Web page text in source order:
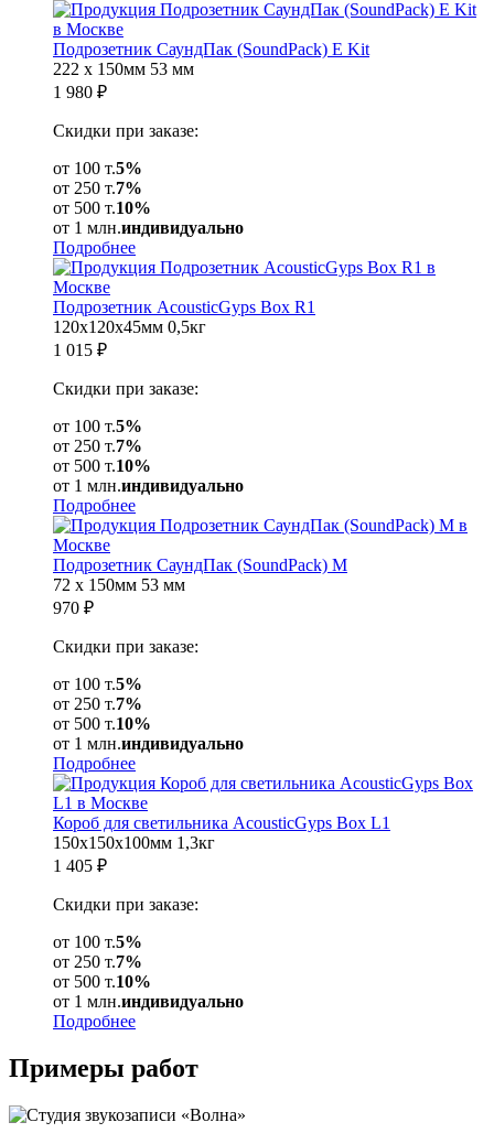
Подрозетник СаундПак (SoundPack) Е Kit
222 x 150мм 53 мм
1 980 ₽
Скидки при заказе:
от 100 т.5%
от 250 т.7%
от 500 т.10%
от 1 млн.индивидуально
Подробнее
Подрозетник AcousticGyps Box R1
120x120x45мм 0,5кг
1 015 ₽
Скидки при заказе:
от 100 т.5%
от 250 т.7%
от 500 т.10%
от 1 млн.индивидуально
Подробнее
Подрозетник СаундПак (SoundPack) M
72 x 150мм 53 мм
970 ₽
Скидки при заказе:
от 100 т.5%
от 250 т.7%
от 500 т.10%
от 1 млн.индивидуально
Подробнее
Короб для светильника AcousticGyps Box L1
150x150x100мм 1,3кг
1 405 ₽
Скидки при заказе:
от 100 т.5%
от 250 т.7%
от 500 т.10%
от 1 млн.индивидуально
Подробнее
Примеры работ